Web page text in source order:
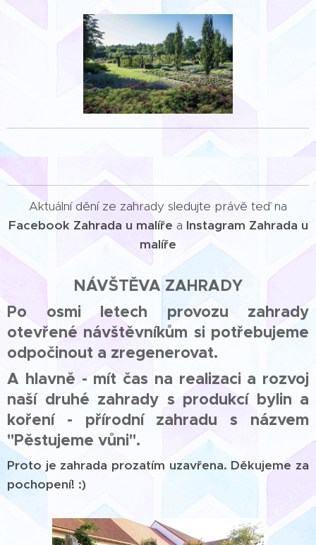
Aktuální dění ze zahrady sledujte právě teď na
Facebook Zahrada u malíře a Instagram Zahrada u
malíře
NÁVŠTĚVA ZAHRADY
Po osmi letech provozu zahrady
otevřené návštěvníkům si potřebujeme
odpočinout a zregenerovat.
A hlavně - mít čas na realizaci a rozvoj
naší druhé zahrady s produkcí bylin a
koření - přírodní zahradu s názvem
"Pěstujeme vůni".
Proto je zahrada prozatím uzavřena. Děkujeme za
pochopení! :)